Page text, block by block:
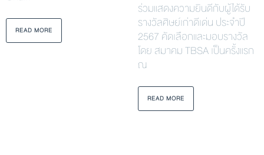
READ MORE
ร่วมแสดงความยินดีกับผู้ได้รับ
รางวัลศิษย์เก่าดีเด่น ประจำปี
2567 คัดเลือกและมอบรางวัล
โดย สมาคม TBSA เป็นครั้งแรก
ณ
READ MORE